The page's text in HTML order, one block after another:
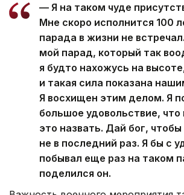
— Я на таком чуде
Мне скоро исполнится 100
парада в жизни не
мой парад, который так
я будто нахожусь на
и такая сила показана
Я восхищен этим делом. Я
большое удовольствие, что
это назвать. Дай бог,
не в последний раз. Я бы с
побывал еще раз на таком
поделился он.